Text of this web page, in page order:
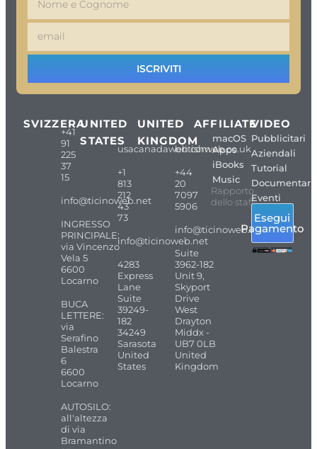
ISCRIVITI
SVIZZERA
+41
91
225
37
15
info@ticinoweb.net
INGRESSO
PRINCIPALE:
via Vincenzo
Vela 5
6600
Locarno
BUCA
LETTERE:
via
Serafino
Balestra
6
6600
Locarno
AUTOSILO:
all'altezza
di via
Bramantino
UNITED
STATES
usacanadaweb.com
+1
813
212
43
73
info@ticinoweb.net
4283
Express
Lane
Suite
39249-
182
34249
Sarasota
United
States
UNITED
KINGDOM
britishweb.co.uk
+44
20
7097
5906
info@ticinoweb.net
Suite
3962-182
Unit 9,
Skyport
Drive
West
Drayton
Middx -
UB7 0LB
United
Kingdom
AFFILIATE
macOS
Apps
iBooks
Music
Rapporto
dello staff
VIDEO
Pubblicitari
Aziendali
Tutorial
Documentari
Eventi
Esegui
Pagamento